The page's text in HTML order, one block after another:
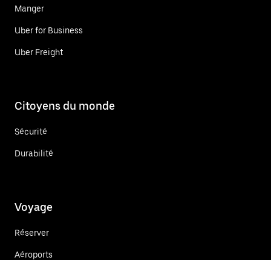
Manger
Uber for Business
Uber Freight
Citoyens du monde
Sécurité
Durabilité
Voyage
Réserver
Aéroports